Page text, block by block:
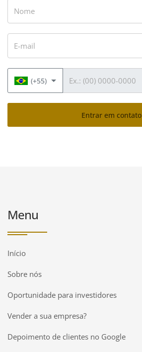
(+55)
Entrar em contato
Menu
Início
Sobre nós
Oportunidade para investidores
Vender a sua empresa?
Depoimento de clientes no Google